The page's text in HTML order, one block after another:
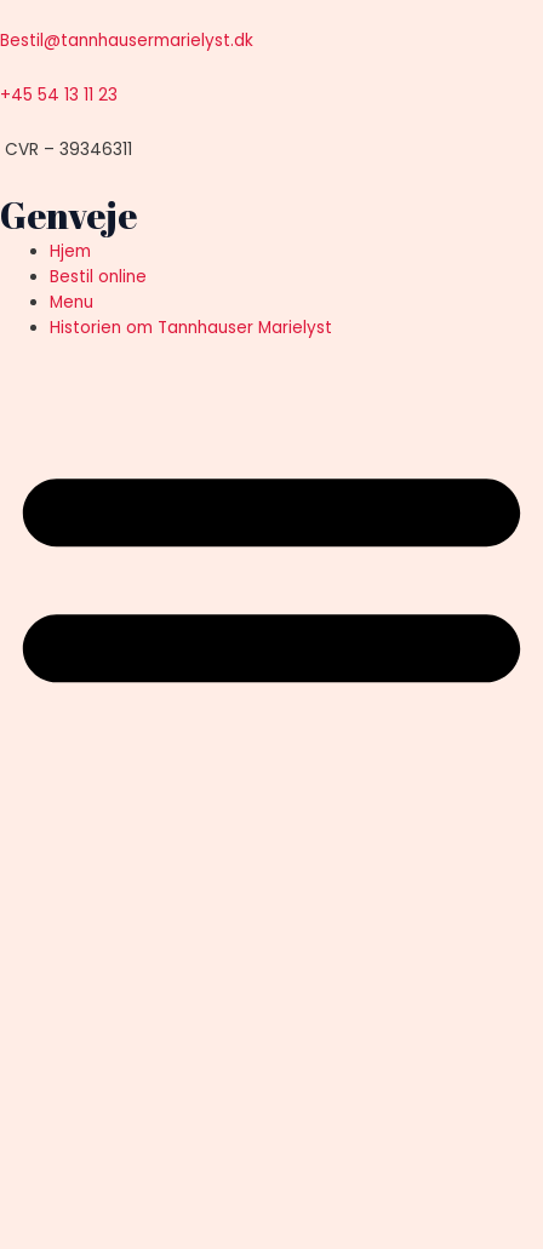
Bestil@tannhausermarielyst.dk
+45 54 13 11 23
CVR – 39346311
Genveje
Hjem
Bestil online
Menu
Historien om Tannhauser Marielyst